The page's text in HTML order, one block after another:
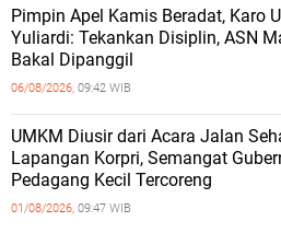
Pimpin Apel Kamis Beradat, Karo
Yuliardi: Tekankan Disiplin, ASN
Bakal Dipanggil
06/08/2026, 09:42 WIB
UMKM Diusir dari Acara Jalan
Lapangan Korpri, Semangat
Pedagang Kecil Tercoreng
01/08/2026, 09:47 WIB